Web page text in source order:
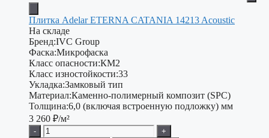
Плитка Adelar ETERNA CATANIA 14213 Acoustic
На складе
Бренд:IVC Group
Фаска:Микрофаска
Класс опасности:КМ2
Класс изностойкости:33
Укладка:Замковый тип
Материал:Каменно-полимерный композит (SPC)
Толщина:6,0 (включая встроенную подложку) мм
3 260 ₽/м²
-
+